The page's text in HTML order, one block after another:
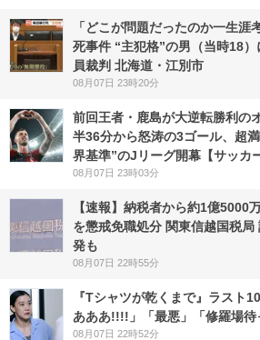
「どこが問題だったのか一生涯
死事件 “主犯格”の男（当時18
員裁判 北海道・江別市
08月07日 23時20分
前回王者・鹿島が大逆転勝利の
半36分から怒涛の3ゴール、超
界基準”のJリーグ開幕【サッカ
08月07日 23時03分
【速報】納税者から約1億5000
を懲戒免職処分 関東信越国税
発も
08月07日 22時55分
『Tシャツが乾くまで』ラスト
あああ!!!!」「最悪」「修羅場待
08月07日 22時52分